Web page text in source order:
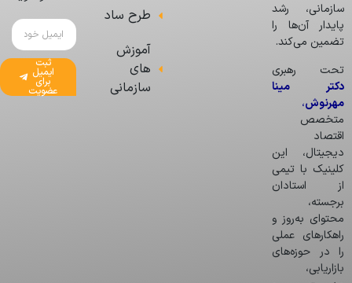
سازمانی، رشد
پایدار آن‌ها را
تضمین می‌کند.
تحت رهبری
دکتر مینا
مهرنوش،
متخصص
اقتصاد
دیجیتال، این
کلینیک با تیمی
از استادان
برجسته،
محتوای به‌روز و
راهکارهای عملی
را در حوزه‌های
بازاریابی،
طرح ساد
آموزش
های
سازمانی
ثبت
ایمیل
برای
عضویت